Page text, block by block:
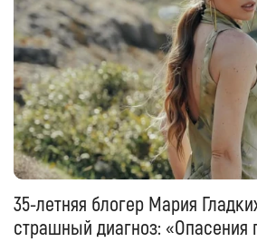
35-летняя блогер Мария
страшный диагноз: «Опасения